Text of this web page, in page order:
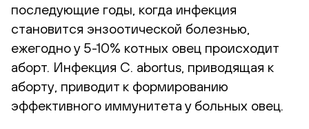
последующие годы, когда инфекция
становится энзоотической болезнью,
ежегодно у 5-10% котных овец происходит
аборт. Инфекция C. abortus, приводящая к
аборту, приводит к формированию
эффективного иммунитета у больных овец.